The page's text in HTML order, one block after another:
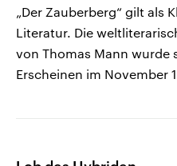
„Der Zauberberg“ gilt als
Literatur. Die
von Thomas Mann wurde
Erscheinen im November